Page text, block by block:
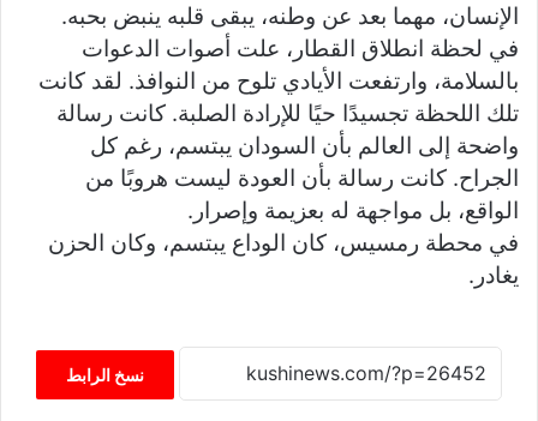
الإنسان، مهما بعد عن وطنه، يبقى قلبه ينبض بحبه.
في لحظة انطلاق القطار، علت أصوات الدعوات
بالسلامة، وارتفعت الأيادي تلوح من النوافذ. لقد كانت
تلك اللحظة تجسيدًا حيًا للإرادة الصلبة. كانت رسالة
واضحة إلى العالم بأن السودان يبتسم، رغم كل
الجراح. كانت رسالة بأن العودة ليست هروبًا من
الواقع، بل مواجهة له بعزيمة وإصرار.
في محطة رمسيس، كان الوداع يبتسم، وكان الحزن
يغادر.
نسخ الرابط